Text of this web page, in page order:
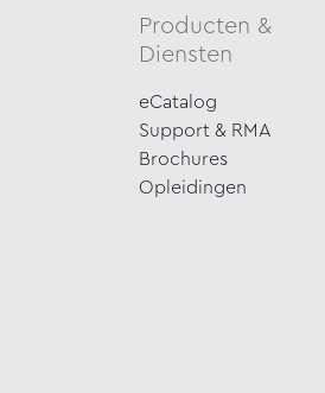
Producten &
Diensten
eCatalog
Support & RMA
Brochures
Opleidingen